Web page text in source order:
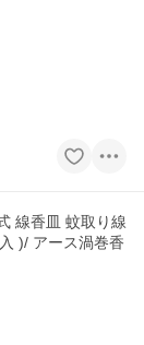
線香皿 蚊取り線
)/ アース渦巻香